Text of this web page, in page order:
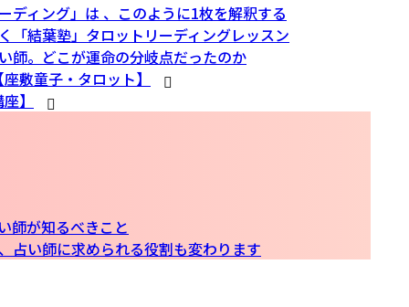
ディング」は 、このように1枚を解釈する
「結葉塾」タロットリーディングレッスン
師。どこが運命の分岐点だったのか
敷童子・タロット】
】
師が知るべきこと
占い師に求められる役割も変わります